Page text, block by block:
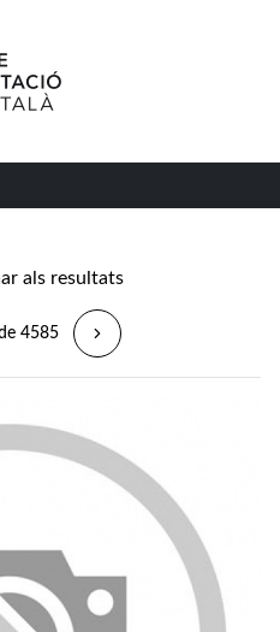
als resultats
4585